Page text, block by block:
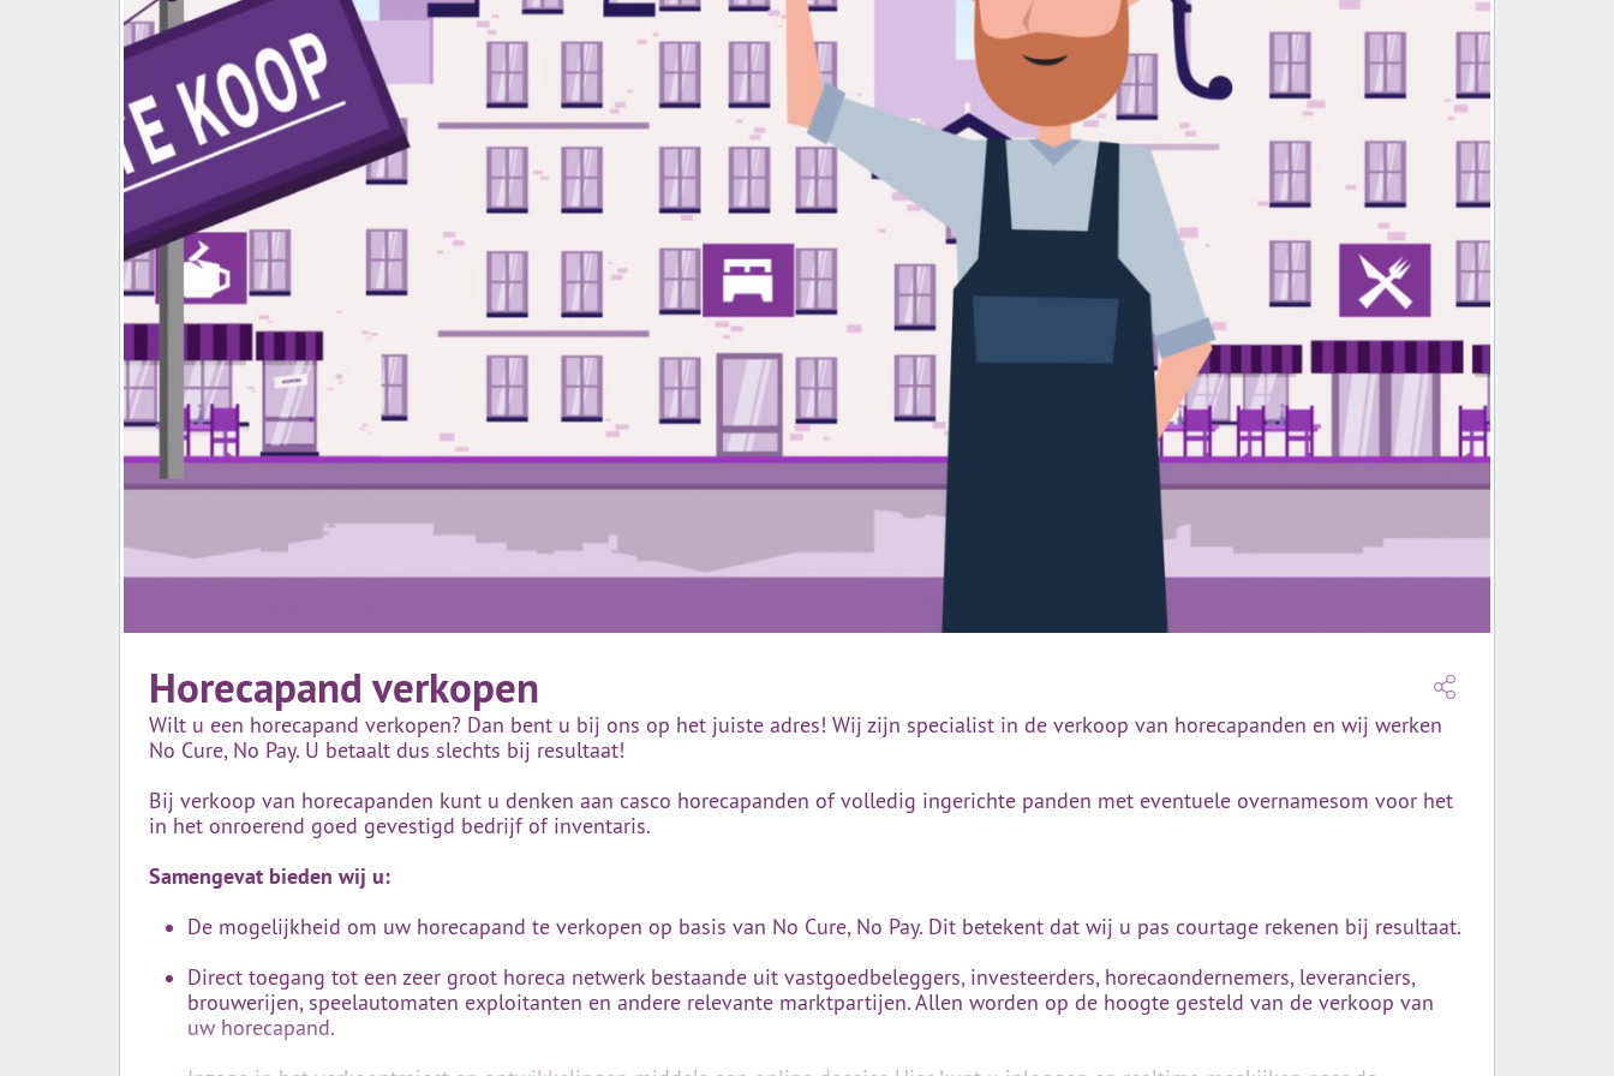
Horecapand verkopen
Wilt u een horecapand verkopen? Dan bent u bij ons op het juiste adres! Wij zijn specialist in de verkoop van horecapanden en wij werken
No Cure, No Pay. U betaalt dus slechts bij resultaat!
Bij verkoop van horecapanden kunt u denken aan casco horecapanden of volledig ingerichte panden met eventuele overnamesom voor het
in het onroerend goed gevestigd bedrijf of inventaris.
Samengevat bieden wij u:
De mogelijkheid om uw horecapand te verkopen op basis van No Cure, No Pay. Dit betekent dat wij u pas courtage rekenen bij resultaat.
Direct toegang tot een zeer groot horeca netwerk bestaande uit vastgoedbeleggers, investeerders, horecaondernemers, leveranciers,
brouwerijen, speelautomaten exploitanten en andere relevante marktpartijen. Allen worden op de hoogte gesteld van de verkoop van
uw horecapand.